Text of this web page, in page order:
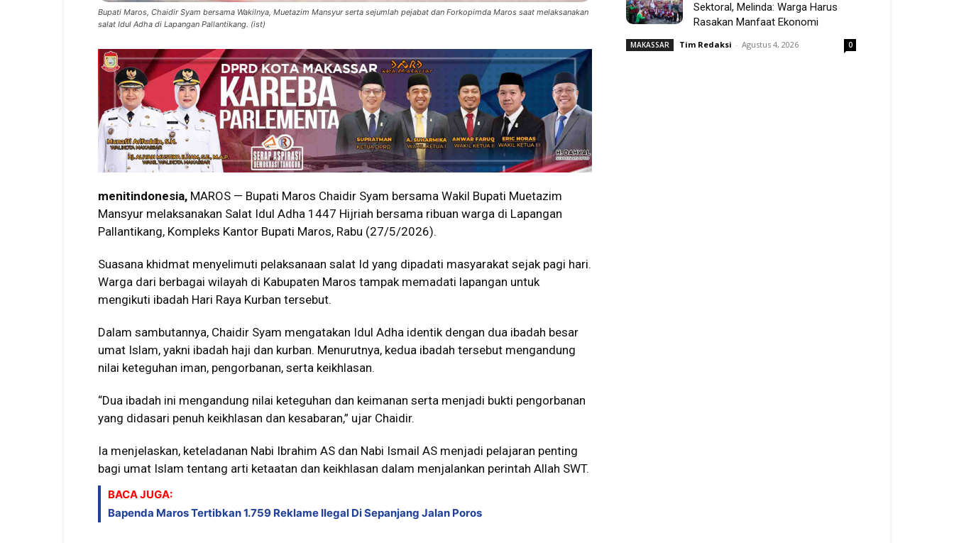
Bupati Maros, Chaidir Syam bersama Wakilnya, Muetazim Mansyur serta sejumlah pejabat dan Forkopimda Maros saat melaksanakan
salat Idul Adha di Lapangan Pallantikang. (ist)
menitindonesia, MAROS — Bupati Maros Chaidir Syam bersama Wakil Bupati Muetazim
Mansyur melaksanakan Salat Idul Adha 1447 Hijriah bersama ribuan warga di Lapangan
Pallantikang, Kompleks Kantor Bupati Maros, Rabu (27/5/2026).
Suasana khidmat menyelimuti pelaksanaan salat Id yang dipadati masyarakat sejak pagi hari.
Warga dari berbagai wilayah di Kabupaten Maros tampak memadati lapangan untuk
mengikuti ibadah Hari Raya Kurban tersebut.
Dalam sambutannya, Chaidir Syam mengatakan Idul Adha identik dengan dua ibadah besar
umat Islam, yakni ibadah haji dan kurban. Menurutnya, kedua ibadah tersebut mengandung
nilai keteguhan iman, pengorbanan, serta keikhlasan.
“Dua ibadah ini mengandung nilai keteguhan dan keimanan serta menjadi bukti pengorbanan
yang didasari penuh keikhlasan dan kesabaran,” ujar Chaidir.
Ia menjelaskan, keteladanan Nabi Ibrahim AS dan Nabi Ismail AS menjadi pelajaran penting
bagi umat Islam tentang arti ketaatan dan keikhlasan dalam menjalankan perintah Allah SWT.
BACA JUGA:
Bapenda Maros Tertibkan 1.759 Reklame Ilegal Di Sepanjang Jalan Poros
Sektoral, Melinda: Warga Harus
Rasakan Manfaat Ekonomi
MAKASSAR Tim Redaksi - Agustus 4, 2026 0